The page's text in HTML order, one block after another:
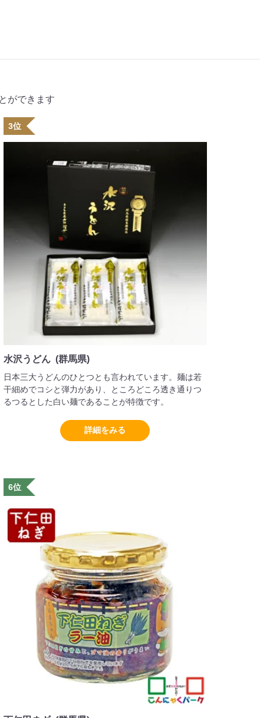
ができます
3位
水沢うどん (群馬県)
日本三大うどんのひとつとも言われています。麺は若
干細めでコシと弾力があり、ところどころ透き通りつ
るつるとした白い麺であることが特徴です。
詳細をみる
6位